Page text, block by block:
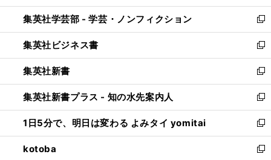
開
く
ウ
で
開
く
ン
ド
ウ
で
開
く
ウ
ィ
ン
ド
ウ
で
開
く
集英社学芸部 - 学芸・ノンフィクション
新
し
い
ウ
ィ
ン
ド
ウ
で
開
く
集英社ビジネス書
新
し
い
ウ
ィ
ン
ド
ウ
で
集英社新書
新
し
い
ウ
ィ
ン
ド
集英社新書プラス - 知の水先案内人
新
し
い
ウ
ィ
1日5分で、明日は変わる よみタイ yomitai
新
し
い
kotoba
新